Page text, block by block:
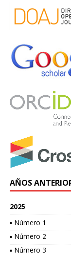
AÑOS
2025
▪ Número 1
▪ Número 2
▪ Número 3